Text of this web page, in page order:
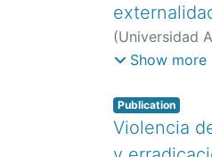
(Universidad
California.
Martínez Gott,
María del
Show more
Publication
Violencia